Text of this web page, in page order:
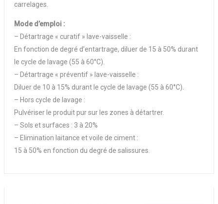
carrelages.
Mode d’emploi :
– Détartrage « curatif » lave-vaisselle :
En fonction de degré d’entartrage, diluer de 15 à 50% durant
le cycle de lavage (55 à 60°C).
– Détartrage « préventif » lave-vaisselle :
Diluer de 10 à 15% durant le cycle de lavage (55 à 60°C).
– Hors cycle de lavage :
Pulvériser le produit pur sur les zones à détartrer.
– Sols et surfaces : 3 à 20%
– Elimination laitance et voile de ciment :
15 à 50% en fonction du degré de salissures.